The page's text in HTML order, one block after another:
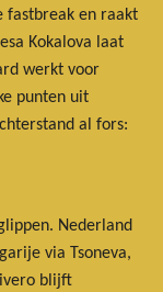
fastbreak en raakt
Kokalova laat
werkt voor
punten uit
al fors:
Nederland
via Tsoneva,
blijft